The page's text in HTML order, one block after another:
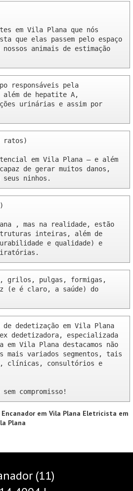
em Vila Plana que nós
que elas passem pelo espaço
animais de estimação
responsáveis pela
além de hepatite A,
urinárias e assim por
ratos)
em Vila Plana – e além
de gerar muitos danos,
seus ninhos.
, mas na realidade, estão
inteiras, além de
e qualidade) e
grilos, pulgas, formigas,
(e é claro, a saúde) do
dedetização em Vila Plana
dedetizadora, especializada
Vila Plana destacamos não
mais variados segmentos, tais
clínicas, consultórios e
compromisso!
Encanador em Vila Plana Eletricista em
Plana
(11)